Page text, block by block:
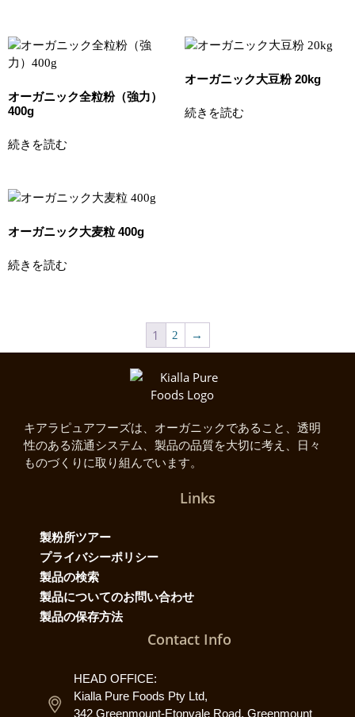
オーガニック全粒粉（強力）
400g
続きを読む
オーガニック大豆粉 20kg
続きを読む
オーガニック大麦粒 400g
続きを読む
1 2 →
キアラピュアフーズは、オーガニックであること、透明
性のある流通システム、製品の品質を大切に考え、日々
ものづくりに取り組んでいます。
Links
製粉所ツアー
プライバシーポリシー
製品の検索
製品についてのお問い合わせ
製品の保存方法
Contact Info
HEAD OFFICE:
Kialla Pure Foods Pty Ltd,
342 Greenmount-Etonvale Road, Greenmount